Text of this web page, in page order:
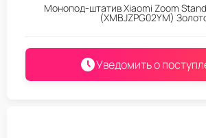
Монопод-штатив Xiaomi Zoom
(XMBJZPG02YM)
Уведомить о